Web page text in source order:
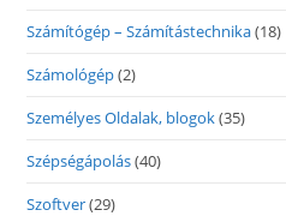
Számítógép – Számítástechnika(18)
Számológép(2)
Személyes Oldalak, blogok(35)
Szépségápolás(40)
Szoftver(29)